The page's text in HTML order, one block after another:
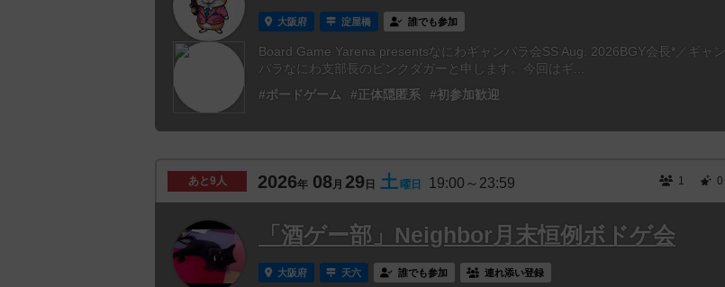
大阪府 淀屋橋 誰でも参加
Board Game Yarena presentsなにわギャンパラ会SS Aug. 2026BGY会長*／ギャン
パラなにわ支部長のピンクダガーと申します。今回はギ...
#ボードゲーム
#正体隠匿系 #初参加歓迎
あと9人 2026年 08月 29 日 土 曜日 19:00～23:59 1 0
「酒ゲー部」Neighbor月末恒例ボドゲ会
大阪府 天六 誰でも参加 連れ添い登録